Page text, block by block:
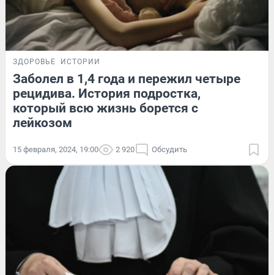
ЗДОРОВЬЕ ИСТОРИИ
Заболел в 1,4 года и пережил четыре
рецидива. История подростка,
который всю жизнь борется с
лейкозом
15 февраля, 2024, 19:00 2 920 Обсудить